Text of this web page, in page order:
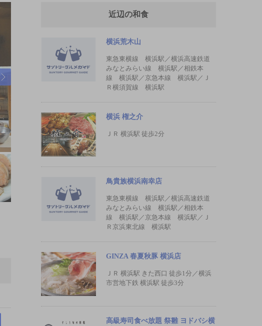
近辺の和食
横浜荒木山
東急東横線 横浜駅／横浜高速鉄道
みなとみらい線 横浜駅／相鉄本
線 横浜駅／京急本線 横浜駅／Ｊ
Ｒ横須賀線 横浜駅
横浜 権之介
ＪＲ 横浜駅 徒歩2分
鳥貴族横浜南幸店
東急東横線 横浜駅／横浜高速鉄道
みなとみらい線 横浜駅／相鉄本
線 横浜駅／京急本線 横浜駅／Ｊ
Ｒ京浜東北線 横浜駅
GINZA 春夏秋豚 横浜店
ＪＲ 横浜駅 きた西口 徒歩1分／横浜
市営地下鉄 横浜駅 徒歩3分
高級寿司食べ放題 祭雛 ヨドバシ横